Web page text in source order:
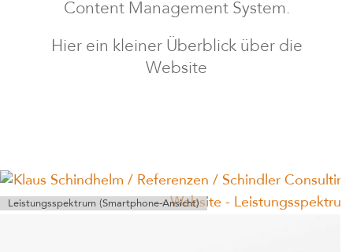
Content Management System.
Hier ein kleiner Überblick über die
Website
Leistungsspektrum (Smartphone-Ansicht)